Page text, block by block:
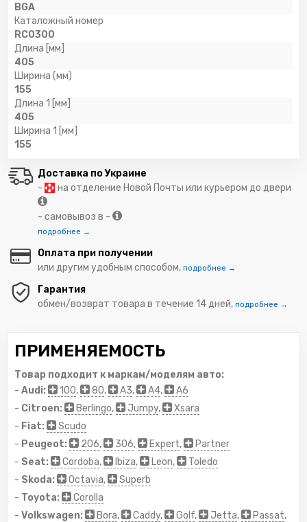
BGA
Каталожный номер
RC0300
Длина [мм]
405
Ширина (мм)
155
Длина 1 [мм]
405
Ширина 1 [мм]
155
Доставка по Украине
-
на отделение Новой Почты или курьером до двери
- самовывоз в -
подробнее →
Оплата при получении
или другим удобным способом, подробнее →
Гарантия
обмен/возврат товара в течение 14 дней, подробнее →
ПРИМЕНЯЕМОСТЬ
Товар подходит к маркам/моделям авто:
- Audi: 100, 80, A3, A4,
A6
- Citroen: Berlingo, Jumpy,
Xsara
- Fiat:
Scudo
- Peugeot: 206, 306, Expert,
Partner
- Seat: Cordoba, Ibiza, Leon,
Toledo
- Skoda: Octavia,
Superb
- Toyota:
Corolla
- Volkswagen: Bora, Caddy, Golf, Jetta, Passat,